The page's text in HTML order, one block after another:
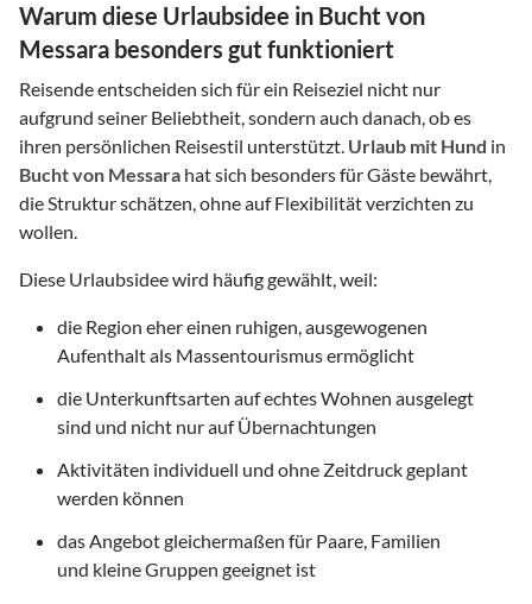
Warum diese Urlaubsidee in Bucht von
Messara besonders gut funktioniert
Reisende entscheiden sich für ein Reiseziel nicht nur
aufgrund seiner Beliebtheit, sondern auch danach, ob es
ihren persönlichen Reisestil unterstützt. Urlaub mit Hund in
Bucht von Messara hat sich besonders für Gäste bewährt,
die Struktur schätzen, ohne auf Flexibilität verzichten zu
wollen.
Diese Urlaubsidee wird häufig gewählt, weil:
die Region eher einen ruhigen, ausgewogenen
Aufenthalt als Massentourismus ermöglicht
die Unterkunftsarten auf echtes Wohnen ausgelegt
sind und nicht nur auf Übernachtungen
Aktivitäten individuell und ohne Zeitdruck geplant
werden können
das Angebot gleichermaßen für Paare, Familien
und kleine Gruppen geeignet ist